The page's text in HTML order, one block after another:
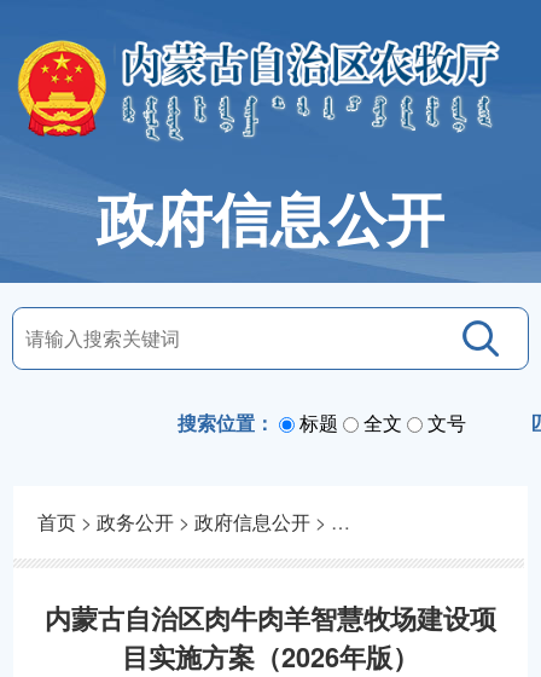
政府信息公开
搜索位置： 标题 全文 文号
首页 >政务公开 >政府信息公开 > 法定主动公开内容
内蒙古自治区肉牛肉羊智慧牧场建设项
目实施方案（2026年版）